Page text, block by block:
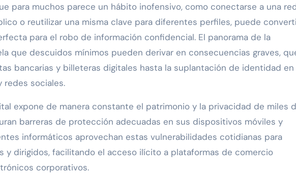
o reutilizar una misma clave para diferentes perfiles, puede
para el robo de información confidencial. El panorama de la
que descuidos mínimos pueden derivar en consecuencias graves,
bancarias y billeteras digitales hasta la suplantación de identidad en
redes sociales.
expone de manera constante el patrimonio y la privacidad de miles
barreras de protección adecuadas en sus dispositivos móviles y
informáticos aprovechan estas vulnerabilidades cotidianas para
y dirigidos, facilitando el acceso ilícito a plataformas de comercio
corporativos.